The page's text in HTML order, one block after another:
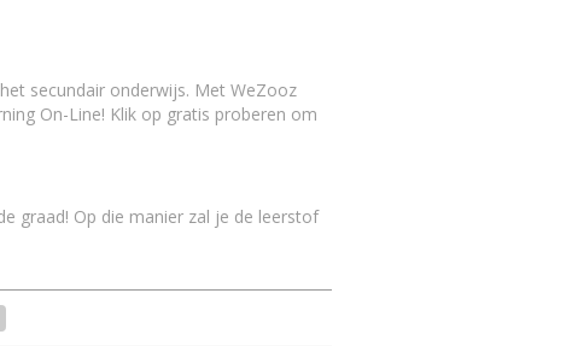
secundair onderwijs. Met WeZooz
On-Line! Klik op gratis proberen om
graad! Op die manier zal je de leerstof